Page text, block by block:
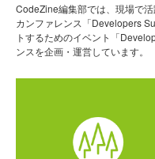
CodeZine編集部では、現場で
カンファレンス「Developers
トするためのイベント「
ンスを企画・運営しています。